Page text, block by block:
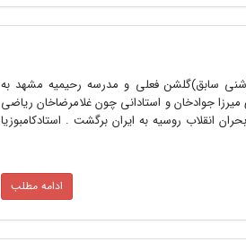
(شنی سابق)گلشن فعلی و مدرسه رحیمیه مشهد به
جوادخان و استادانی چون غلامرضاخان ریاضی
انقلاب روسیه به ایران برگشت . استادکامبوزیا
ادامه مطلب